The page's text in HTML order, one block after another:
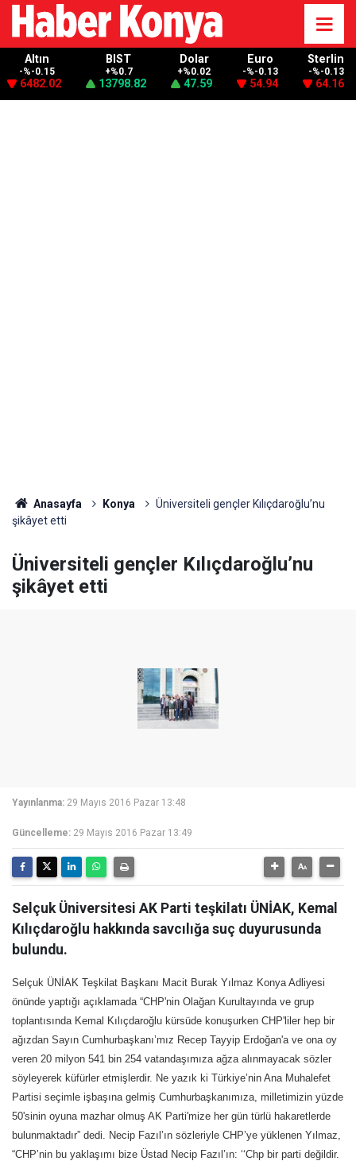
Altın
-%-0.15
6482.02
BIST
+%0.7
13798.82
Dolar
+%0.02
47.59
Euro
-%-0.13
54.94
Sterlin
-%-0.13
64.16
Anasayfa Konya
Üniversiteli gençler Kılıçdaroğlu’nu
şikâyet etti
Üniversiteli gençler Kılıçdaroğlu’nu
şikâyet etti
Yayınlanma: 29 Mayıs 2016 Pazar 13:48
Güncelleme: 29 Mayıs 2016 Pazar 13:49
Selçuk Üniversitesi AK Parti teşkilatı ÜNİAK, Kemal
Kılıçdaroğlu hakkında savcılığa suç duyurusunda
bulundu.
Selçuk ÜNİAK Teşkilat Başkanı Macit Burak Yılmaz Konya Adliyesi
önünde yaptığı açıklamada “CHP'nin Olağan Kurultayında ve grup
toplantısında Kemal Kılıçdaroğlu kürsüde konuşurken CHP'liler hep bir
ağızdan Sayın Cumhurbaşkanı’mız Recep Tayyip Erdoğan'a ve ona oy
veren 20 milyon 541 bin 254 vatandaşımıza ağza alınmayacak sözler
söyleyerek küfürler etmişlerdir. Ne yazık ki Türkiye’nin Ana Muhalefet
Partisi seçimle işbaşına gelmiş Cumhurbaşkanımıza, milletimizin yüzde
50'sinin oyuna mazhar olmuş AK Parti'mize her gün türlü hakaretlerde
bulunmaktadır” dedi. Necip Fazıl’ın sözleriyle CHP’ye yüklenen Yılmaz,
“CHP’nin bu yaklaşımı bize Üstad Necip Fazıl’ın: ‘‘Chp bir parti değildir.